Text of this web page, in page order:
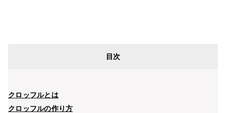
目次
クロッフルとは
クロッフルの作り方